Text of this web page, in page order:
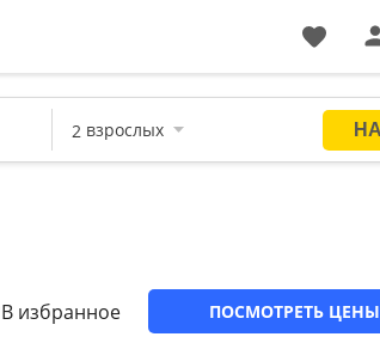
В избранное ПОСМОТРЕТЬ ЦЕНЫ